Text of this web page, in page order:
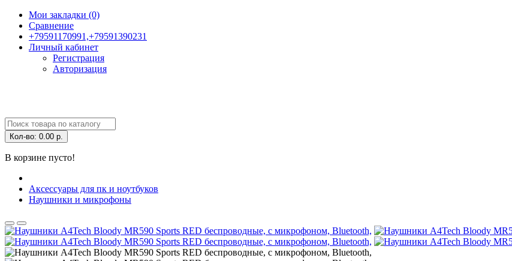
Мои закладки (0)
Сравнение
+79591170991,+79591390231
Личный кабинет
Регистрация
Авторизация
Кол-во: 0.00 р.
В корзине пусто!
Аксессуары для пк и ноутбуков
Наушники и микрофоны